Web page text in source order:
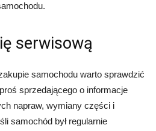
serwisową
samochodu warto sprawdzić
sprzedającego o informacje
napraw, wymiany części i
samochód był regularnie